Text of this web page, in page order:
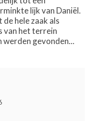
lijk van Daniël.
hele zaak als
van het terrein
gevonden...